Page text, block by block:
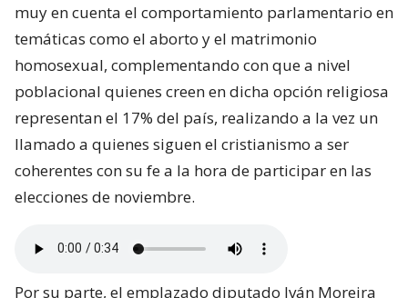
muy en cuenta el comportamiento parlamentario en
temáticas como el aborto y el matrimonio
homosexual, complementando con que a nivel
poblacional quienes creen en dicha opción religiosa
representan el 17% del país, realizando a la vez un
llamado a quienes siguen el cristianismo a ser
coherentes con su fe a la hora de participar en las
elecciones de noviembre.
Por su parte, el emplazado diputado Iván Moreira